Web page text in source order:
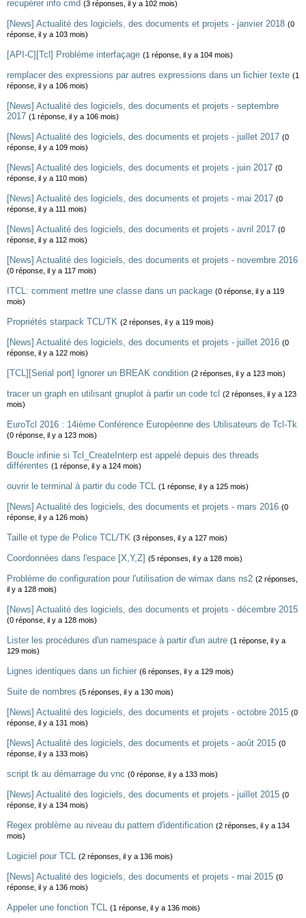
recupérer info cmd (3 réponses, il y a 102 mois)
[News] Actualité des logiciels, des documents et projets - janvier 2018 (0
réponse, il y a 103 mois)
[API-C][Tcl] Problème interfaçage (1 réponse, il y a 104 mois)
remplacer des expressions par autres expressions dans un fichier texte (1
réponse, il y a 106 mois)
[News] Actualité des logiciels, des documents et projets - septembre
2017 (1 réponse, il y a 106 mois)
[News] Actualité des logiciels, des documents et projets - juillet 2017 (0
réponse, il y a 109 mois)
[News] Actualité des logiciels, des documents et projets - juin 2017 (0
réponse, il y a 110 mois)
[News] Actualité des logiciels, des documents et projets - mai 2017 (0
réponse, il y a 111 mois)
[News] Actualité des logiciels, des documents et projets - avril 2017 (0
réponse, il y a 112 mois)
[News] Actualité des logiciels, des documents et projets - novembre 2016
(0 réponse, il y a 117 mois)
ITCL: comment mettre une classe dans un package (0 réponse, il y a 119
mois)
Propriétés starpack TCL/TK (2 réponses, il y a 119 mois)
[News] Actualité des logiciels, des documents et projets - juillet 2016 (0
réponse, il y a 122 mois)
[TCL][Serial port] Ignorer un BREAK condition (2 réponses, il y a 123 mois)
tracer un graph en utilisant gnuplot à partir un code tcl
(2 réponses, il y a 123
mois)
EuroTcl 2016 : 14ième Conférence Européenne des Utilisateurs de Tcl-Tk
(0 réponse, il y a 123 mois)
Boucle infinie si Tcl_CreateInterp est appelé depuis des threads
différentes (1 réponse, il y a 124 mois)
ouvrir le terminal à partir du code TCL (1 réponse, il y a 125 mois)
[News] Actualité des logiciels, des documents et projets - mars 2016 (0
réponse, il y a 126 mois)
Taille et type de Police TCL/TK (3 réponses, il y a 127 mois)
Coordonnées dans l'espace [X,Y,Z] (5 réponses, il y a 128 mois)
Problème de configuration pour l'utilisation de wimax dans ns2 (2 réponses,
il y a 128 mois)
[News] Actualité des logiciels, des documents et projets - décembre 2015
(0 réponse, il y a 128 mois)
Lister les procédures d'un namespace à partir d'un autre (1 réponse, il y a
129 mois)
Lignes identiques dans un fichier (6 réponses, il y a 129 mois)
Suite de nombres (5 réponses, il y a 130 mois)
[News] Actualité des logiciels, des documents et projets - octobre 2015 (0
réponse, il y a 131 mois)
[News] Actualité des logiciels, des documents et projets - août 2015 (0
réponse, il y a 133 mois)
script tk au démarrage du vnc (0 réponse, il y a 133 mois)
[News] Actualité des logiciels, des documents et projets - juillet 2015 (0
réponse, il y a 134 mois)
Regex problème au niveau du pattern d'identification (2 réponses, il y a 134
mois)
Logiciel pour TCL (2 réponses, il y a 136 mois)
[News] Actualité des logiciels, des documents et projets - mai 2015 (0
réponse, il y a 136 mois)
Appeler une fonction TCL (1 réponse, il y a 136 mois)